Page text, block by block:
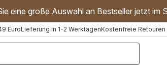
eine große Auswahl an Bestseller jetzt im
EuroLieferung in 1-2 WerktagenKostenfreie Retouren